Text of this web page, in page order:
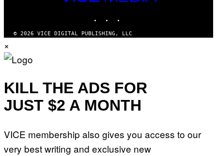
MEDIA
© 2026 VICE DIGITAL PUBLISHING, LLC
×
KILL THE ADS FOR
JUST $2 A MONTH
VICE membership also gives you access to our
very best writing and exclusive new